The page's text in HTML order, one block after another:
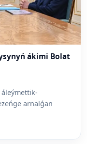
ákimi Bolat
áleýmettik-
arnalǵan